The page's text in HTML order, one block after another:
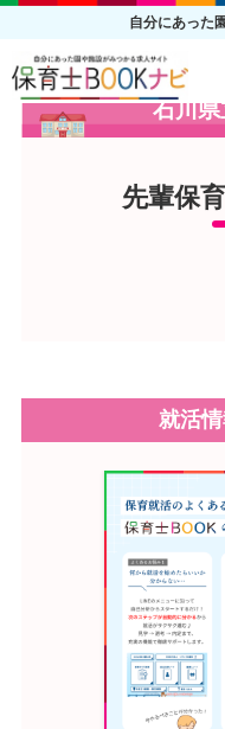
自分にあった
石川
先輩保
就活